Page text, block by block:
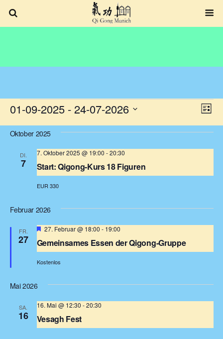
Veranstaltungen Liste
01-09-2025 - 24-07-2026
wählen.
Oktober 2025
DI.
7 Start: Qigong-Kurs 18 Figuren
7. Oktober 2025 @ 19:00 -20:30
EUR 330
Februar 2026
FR.
27 Gemeinsames Essen der Qigong-Gruppe
Hervorgehoben
27. Februar @ 18:00 - 19:00
Kostenlos
Mai 2026
SA.
16 Vesagh Fest
16. Mai @ 12:30 -20:30